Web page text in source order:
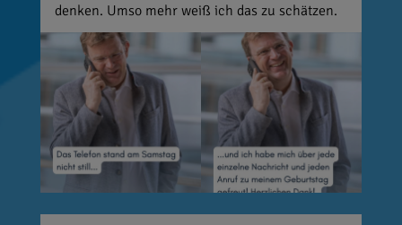
denken. Umso mehr weiß ich das zu schätzen.